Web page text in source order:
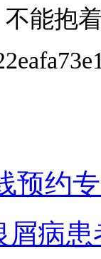
能抱
预约
屑病